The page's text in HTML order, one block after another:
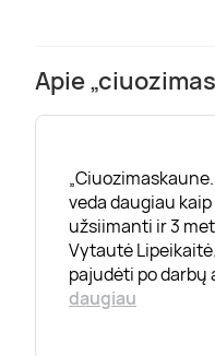
Apie
veda daugiau
užsiimanti ir 3
Vytautė
pajudėti po darbų
daugiau